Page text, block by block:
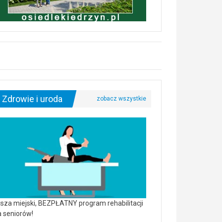
Zdrowie i uroda
miejski, BEZPŁATNY program rehabilitacji
seniorów!